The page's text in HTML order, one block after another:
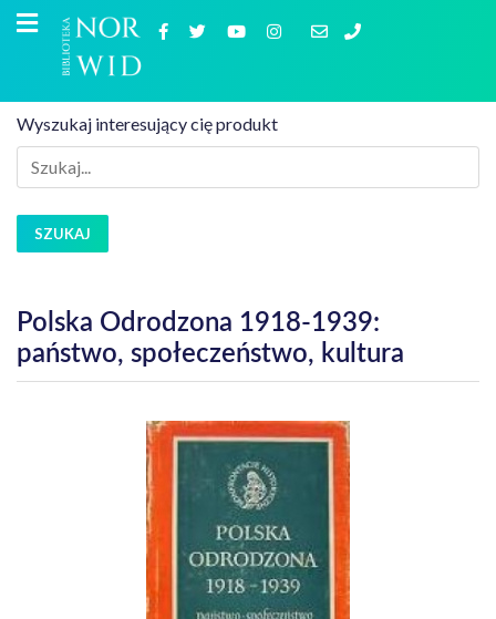
Wyszukaj interesujący cię produkt
SZUKAJ
Polska Odrodzona 1918-1939:
państwo, społeczeństwo, kultura